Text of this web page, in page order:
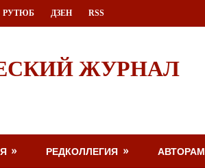
РУТЮБ ДЗЕН RSS
ЖУРНАЛ
РЕДКОЛЛЕГИЯ АВТОРАМ